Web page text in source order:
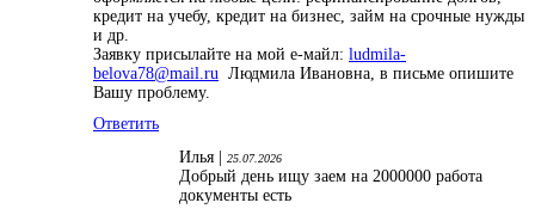
кредит на учебу, кредит на бизнес, займ на срочные нужды
и др.
Заявку присылайте на мой е-майл: ludmila-
belova78@mail.ru Людмила Ивановна, в письме опишите
Вашу проблему.
Ответить
Илья |
25.07.2026
Добрый день ищу заем на 2000000 работа
документы есть